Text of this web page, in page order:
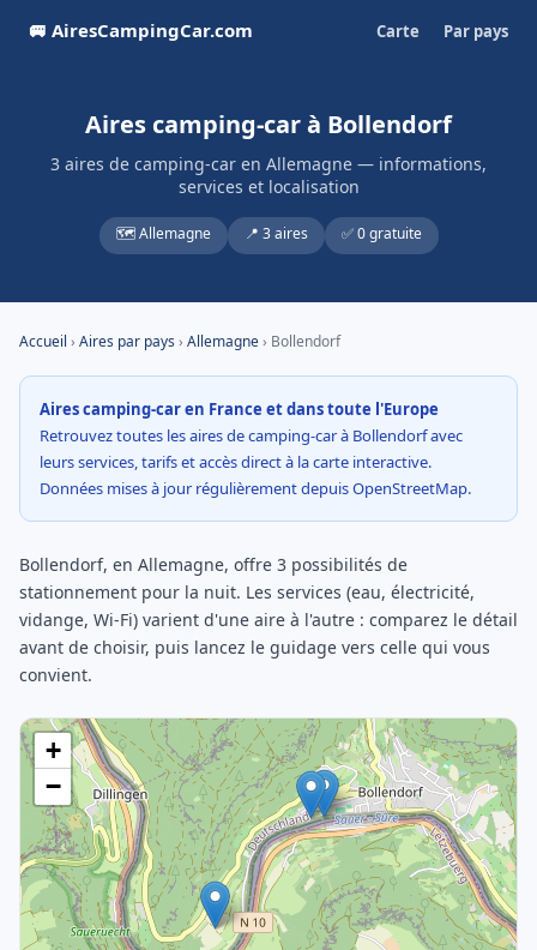
🚐 AiresCampingCar.com Carte Par pays
Aires camping-car à Bollendorf
3 aires de camping-car en Allemagne — informations,
services et localisation
🗺️ Allemagne 📍 3 aires ✅ 0 gratuite
Accueil › Aires par pays› Allemagne› Bollendorf
Aires camping-car en France et dans toute l'Europe
Retrouvez toutes les aires de camping-car à Bollendorf avec
leurs services, tarifs et accès direct à la carte interactive.
Données mises à jour régulièrement depuis OpenStreetMap.
Bollendorf, en Allemagne, offre 3 possibilités de
stationnement pour la nuit. Les services (eau, électricité,
vidange, Wi-Fi) varient d'une aire à l'autre : comparez le détail
avant de choisir, puis lancez le guidage vers celle qui vous
convient.
+
−